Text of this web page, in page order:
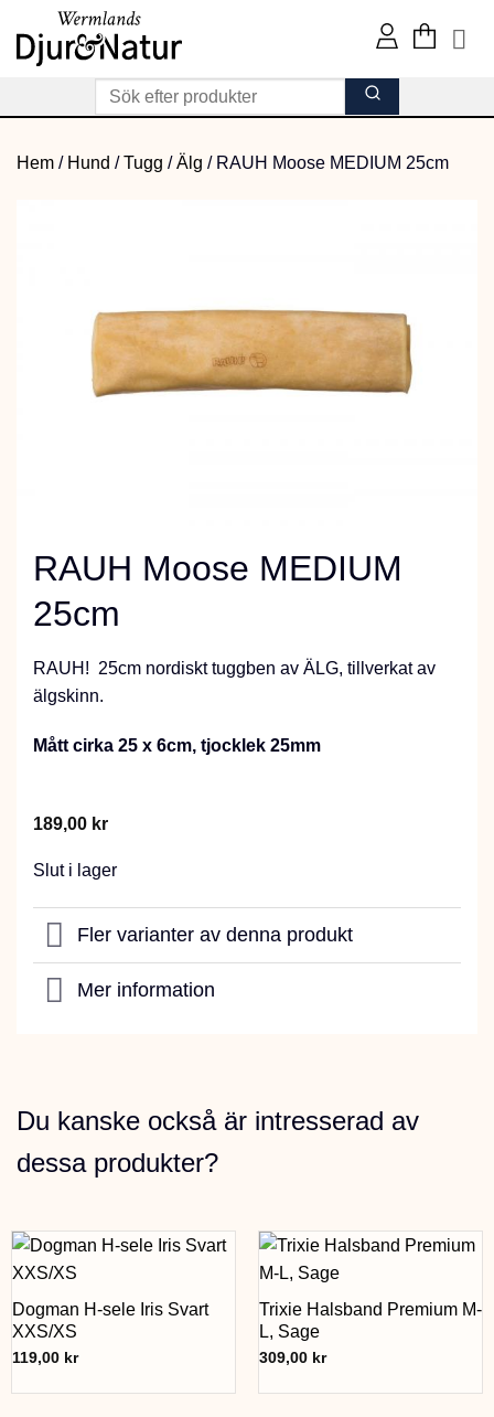
content
Hem / Hund /Tugg /Älg / RAUH Moose MEDIUM 25cm
RAUH Moose MEDIUM
25cm
RAUH! 25cm nordiskt tuggben av ÄLG, tillverkat av
älgskinn.
Mått cirka 25 x 6cm, tjocklek 25mm
189,00 kr
Slut i lager
Fler varianter av denna produkt
Mer information
Du kanske också är intresserad av
dessa produkter?
Dogman H-sele Iris Svart
XXS/XS
119,00 kr
Trixie Halsband Premium M-
L, Sage
309,00 kr